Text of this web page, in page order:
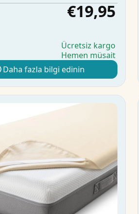
€19,95
Ücretsiz kargo
Hemen müsait
Daha fazla bilgi edinin